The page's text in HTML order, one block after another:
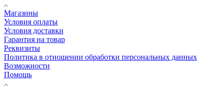
Магазины
Условия оплаты
Условия доставки
Гарантия на товар
Реквизиты
Политика в отношении обработки персональных данных
Возможности
Помощь